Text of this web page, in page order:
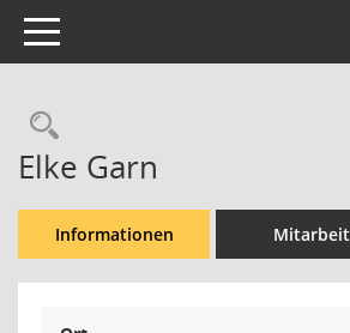
Toggle navigation
Rechercheauswahl
Elke Garn
Informationen Mitarbeit